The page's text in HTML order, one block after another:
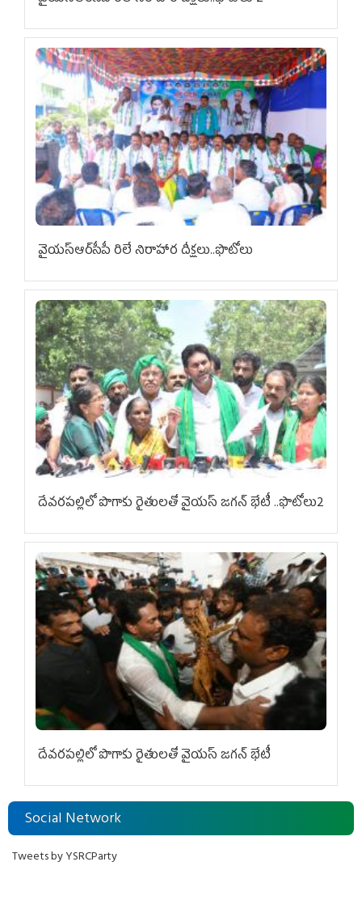
వైయ‌స్ఆర్‌సీపీ రిలే నిరాహార దీక్షలు..ఫొటోలు
దేవరపల్లిలో పొగాకు రైతులతో వైయస్ జగన్ భేటీ ..ఫొటోలు2
దేవరపల్లిలో పొగాకు రైతులతో వైయస్ జగన్ భేటీ
Social Network
Tweets by YSRCParty